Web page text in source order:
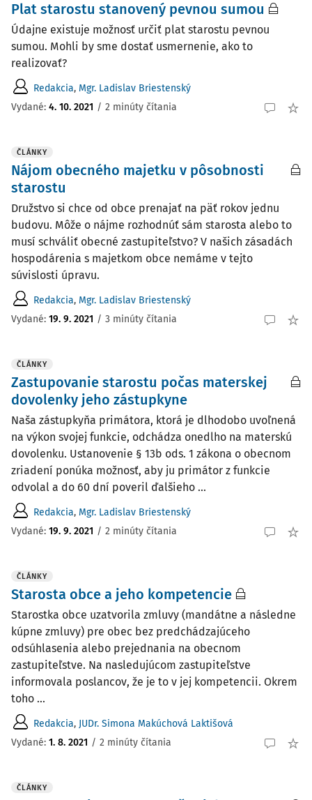
Plat starostu stanovený pevnou sumou
Údajne existuje možnosť určiť plat starostu pevnou
sumou. Mohli by sme dostať usmernenie, ako to
realizovať?
Redakcia, Mgr. Ladislav Briestenský
Vydané: 4. 10. 2021 / 2 minúty čítania
ČLÁNKY
Nájom obecného majetku v pôsobnosti
starostu
Družstvo si chce od obce prenajať na päť rokov jednu
budovu. Môže o nájme rozhodnúť sám starosta alebo to
musí schváliť obecné zastupiteľstvo? V našich zásadách
hospodárenia s majetkom obce nemáme v tejto
súvislosti úpravu.
Redakcia, Mgr. Ladislav Briestenský
Vydané: 19. 9. 2021 / 3 minúty čítania
ČLÁNKY
Zastupovanie starostu počas materskej
dovolenky jeho zástupkyne
Naša zástupkyňa primátora, ktorá je dlhodobo uvoľnená
na výkon svojej funkcie, odchádza onedlho na materskú
dovolenku. Ustanovenie § 13b ods. 1 zákona o obecnom
zriadení ponúka možnosť, aby ju primátor z funkcie
odvolal a do 60 dní poveril ďalšieho ...
Redakcia, Mgr. Ladislav Briestenský
Vydané: 19. 9. 2021 / 2 minúty čítania
ČLÁNKY
Starosta obce a jeho kompetencie
Starostka obce uzatvorila zmluvy (mandátne a následne
kúpne zmluvy) pre obec bez predchádzajúceho
odsúhlasenia alebo prejednania na obecnom
zastupiteľstve. Na nasledujúcom zastupiteľstve
informovala poslancov, že je to v jej kompetencii. Okrem
toho ...
Redakcia, JUDr. Simona Makúchová Laktišová
Vydané: 1. 8. 2021 / 2 minúty čítania
ČLÁNKY